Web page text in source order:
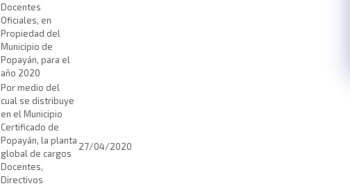
Docentes
Oficiales, en
Propiedad del
Municipio de
Popayán, para el
año 2020
Por medio del
cual se distribuye
en el Municipio
Certificado de
Popayán, la planta
global de cargos
Docentes,
Directivos
27/04/2020